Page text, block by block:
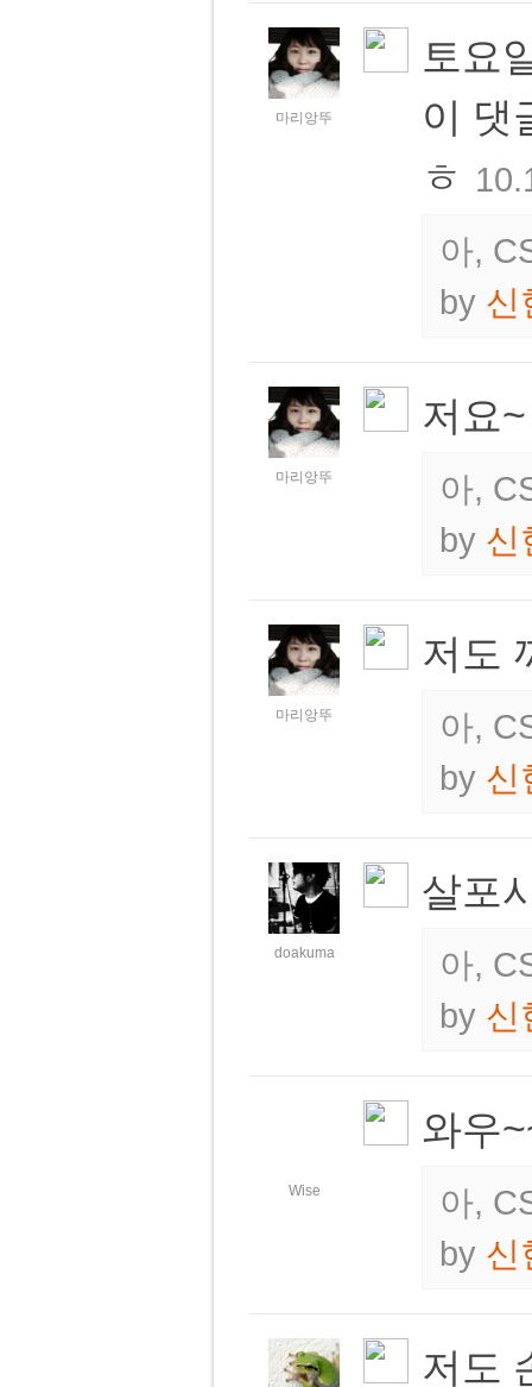
마리앙뚜
토요
이 댓
ㅎ
아,
by 신
마리앙뚜
저요
아,
by 신
마리앙뚜
저도
아,
by 신
doakuma
살포
아,
by 신
Wise
와우
아,
by 신
저도